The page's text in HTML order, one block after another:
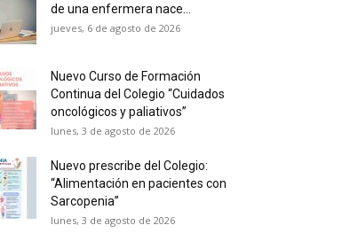
de una enfermera nace...
jueves, 6 de agosto de 2026
Nuevo Curso de Formación
Continua del Colegio “Cuidados
oncológicos y paliativos”
lunes, 3 de agosto de 2026
Nuevo prescribe del Colegio:
“Alimentación en pacientes con
Sarcopenia”
lunes, 3 de agosto de 2026